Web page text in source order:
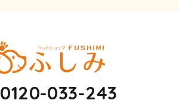
0120-033-243